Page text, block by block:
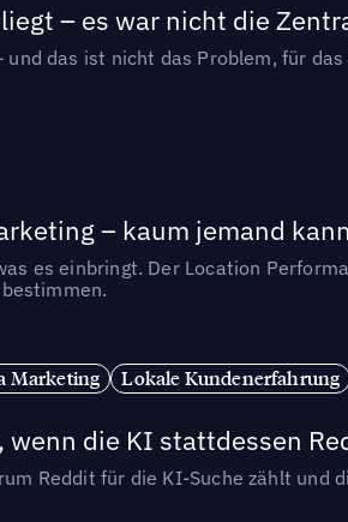
– es war nicht die
das ist nicht das Problem, für
– kaum jemand
es einbringt. Der Location
Marketing Lokale Kundenerfahrung
die KI stattdessen
Reddit für die KI-Suche zählt und